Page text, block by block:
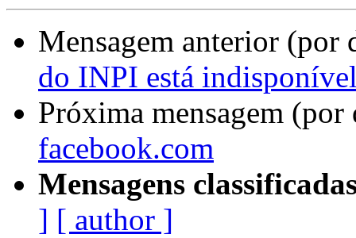
Mensagem anterior (por
do INPI está
Próxima mensagem
facebook.com
Mensagens
] [ author ]